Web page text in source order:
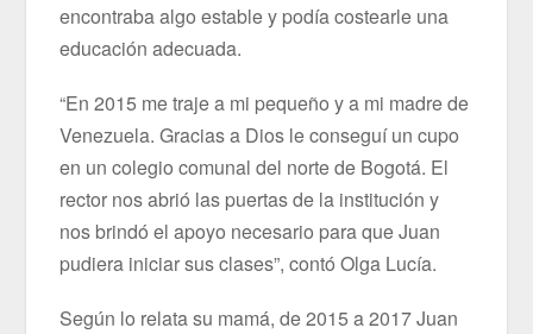
encontraba algo estable y podía costearle una
educación adecuada.
“En 2015 me traje a mi pequeño y a mi madre de
Venezuela. Gracias a Dios le conseguí un cupo
en un colegio comunal del norte de Bogotá. El
rector nos abrió las puertas de la institución y
nos brindó el apoyo necesario para que Juan
pudiera iniciar sus clases”, contó Olga Lucía.
Según lo relata su mamá, de 2015 a 2017 Juan